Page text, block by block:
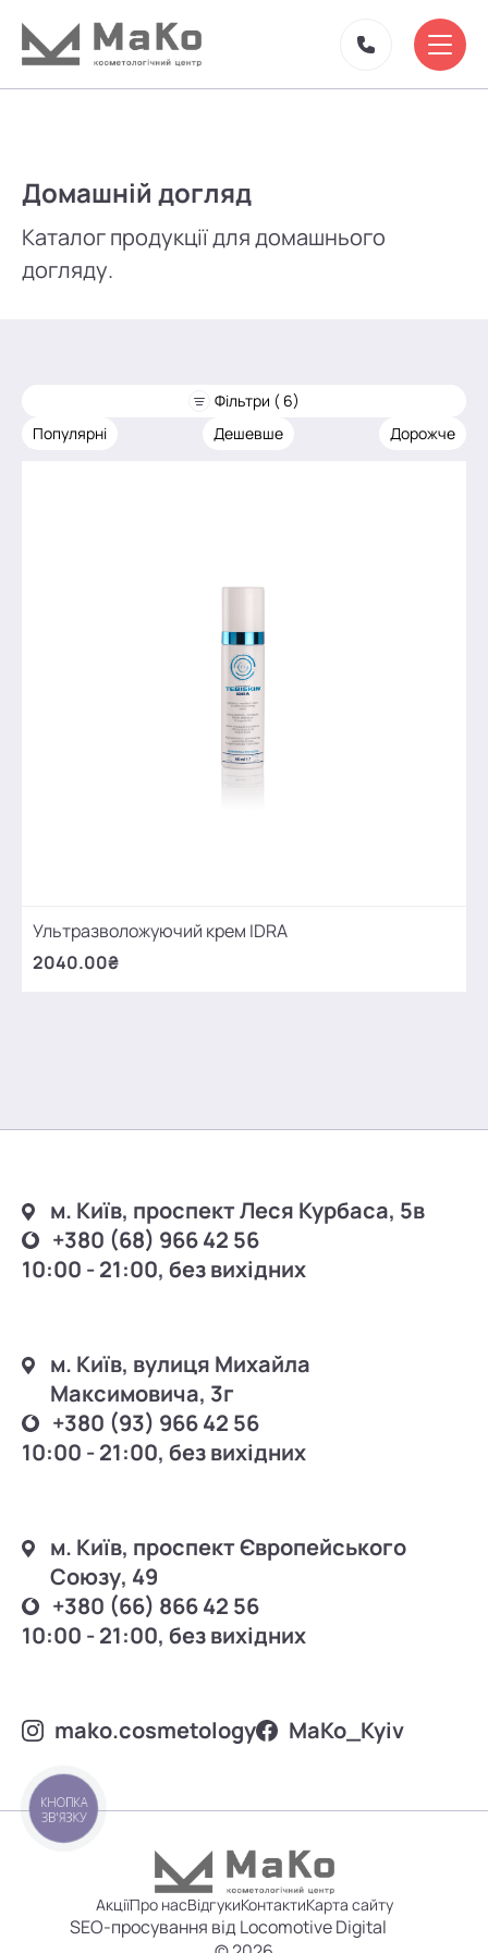
Домашній догляд
Каталог продукції для домашнього
догляду.
Фільтри ( 6)
Популярні
Дешевше Дорожче
Ультразволожуючий крем IDRA
2040.00₴
м. Київ, проспект Леся Курбаса, 5в
+380 (68) 966 42 56
10:00 - 21:00, без вихідних
м. Київ, вулиця Михайла
Максимовича, 3г
+380 (93) 966 42 56
10:00 - 21:00, без вихідних
м. Київ, проспект Європейського
Союзу, 49
+380 (66) 866 42 56
10:00 - 21:00, без вихідних
mako.cosmetology MаKo_Kyiv
АкціїПро насВідгукиКонтактиКарта сайту
SEO-просування від Locomotive Digital
КНОПКА
ЗВ'ЯЗКУ